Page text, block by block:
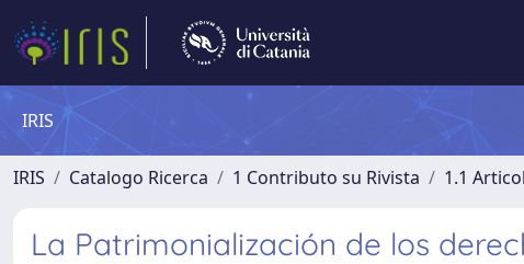
IRIS
IRIS Catalogo Ricerca 1 Contributo su Rivista 1.1
La Patrimonialización de los